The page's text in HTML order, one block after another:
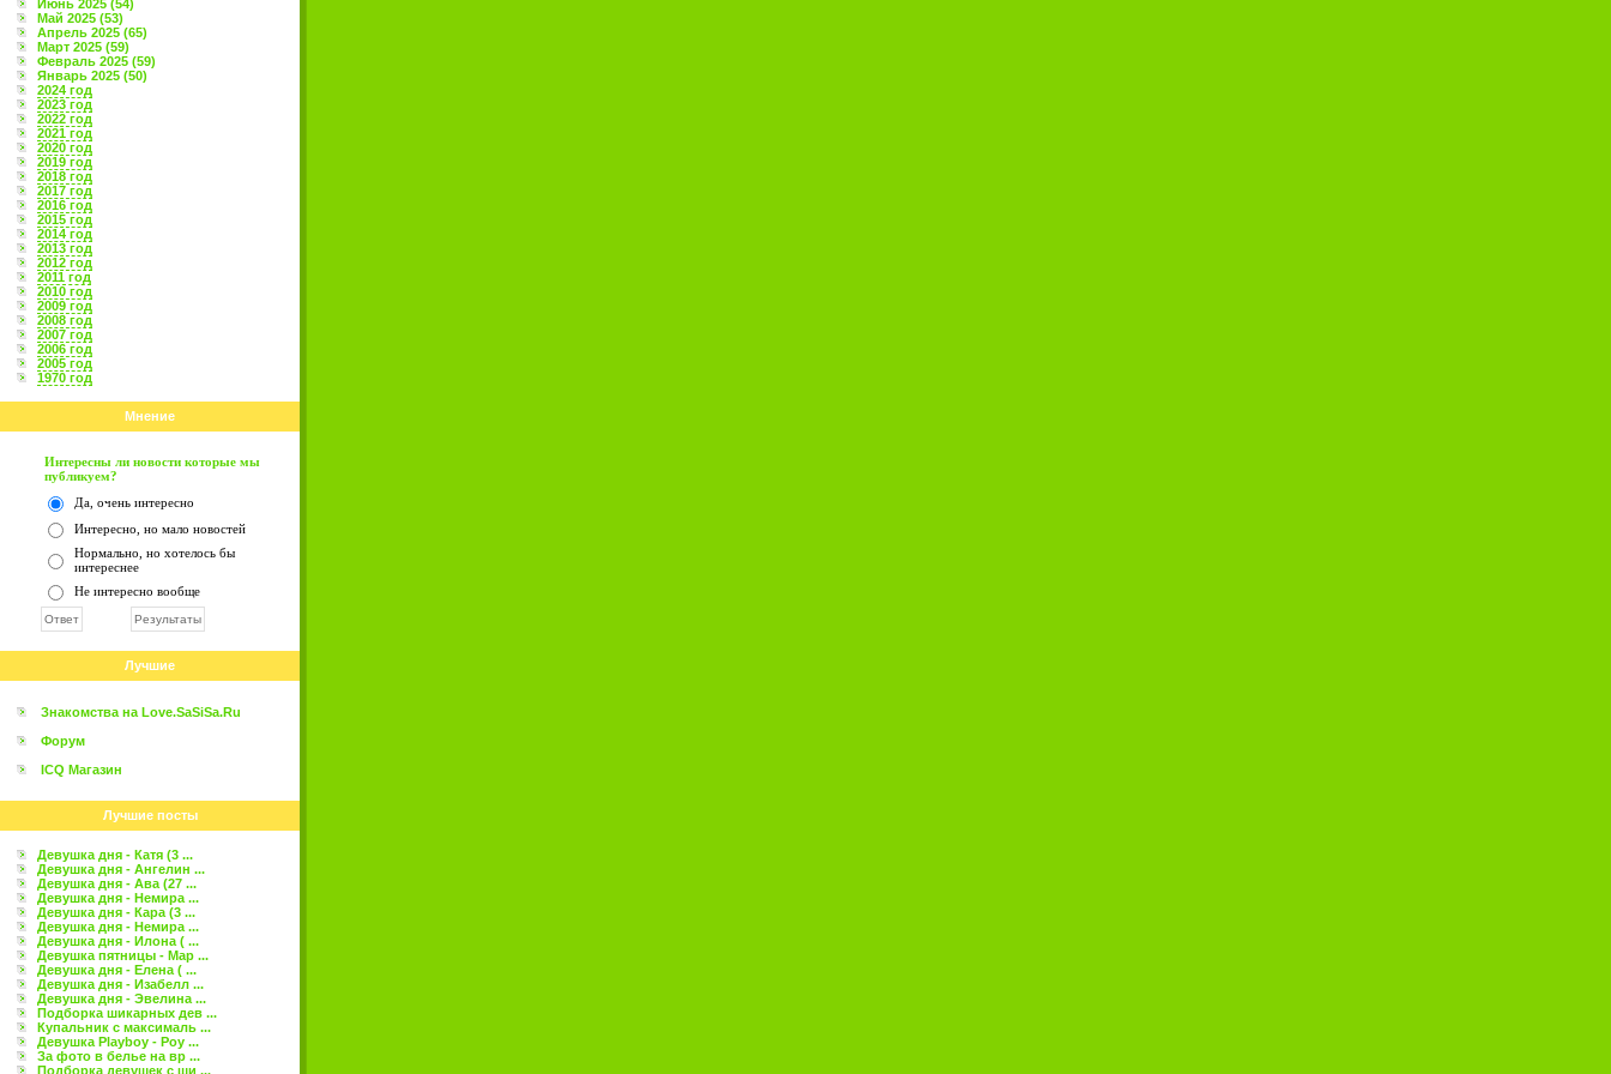
Июнь 2025 (54)
Май 2025 (53)
Апрель 2025 (65)
Март 2025 (59)
Февраль 2025 (59)
Январь 2025 (50)
2024 год
2023 год
2022 год
2021 год
2020 год
2019 год
2018 год
2017 год
2016 год
2015 год
2014 год
2013 год
2012 год
2011 год
2010 год
2009 год
2008 год
2007 год
2006 год
2005 год
1970 год
Мнение
Интересны ли новости которые мы
публикуем?
Да, очень интересно
Интересно, но мало новостей
Нормально, но хотелось бы
интереснее
Не интересно вообще
Лучшие
Знакомства на Love.SaSiSa.Ru
Форум
ICQ Магазин
Лучшие посты
Девушка дня - Катя (3 ...
Девушка дня - Ангелин ...
Девушка дня - Ава (27 ...
Девушка дня - Немира ...
Девушка дня - Кара (3 ...
Девушка дня - Немира ...
Девушка дня - Илона ( ...
Девушка пятницы - Мар ...
Девушка дня - Елена ( ...
Девушка дня - Изабелл ...
Девушка дня - Эвелина ...
Подборка шикарных дев ...
Купальник с максималь ...
Девушка Playboy - Роу ...
За фото в белье на вр ...
Подборка девушек с ши ...